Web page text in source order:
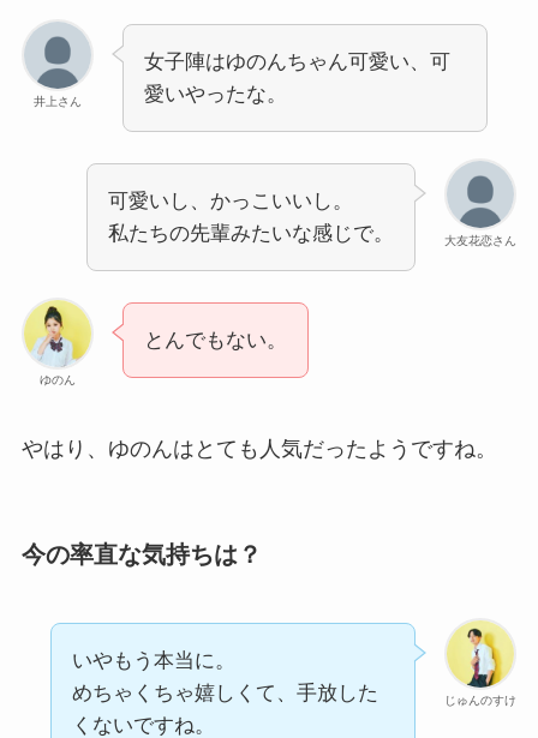
井上さん
女子陣はゆのんちゃん可愛い、可
愛いやったな。
大友花恋さん
可愛いし、かっこいいし。
私たちの先輩みたいな感じで。
ゆのん
とんでもない。
やはり、ゆのんはとても人気だったようですね。
今の率直な気持ちは？
じゅんのすけ
いやもう本当に。
めちゃくちゃ嬉しくて、手放した
くないですね。